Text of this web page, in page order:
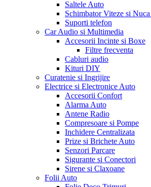
Saltele Auto
Schimbator Viteze si
Suporti telefon
Car Audio si Multimedia
Accesorii Incinte si Boxe
Filtre frecventa
Cabluri audio
Kituri DIY
Curatenie si Ingrijire
Electrice si Electronice Auto
Accesorii Confort
Alarma Auto
Antene Radio
Compresoare si Pompe
Inchidere Centralizata
Prize si Brichete Auto
Senzori Parcare
Sigurante si Conectori
Sirene si Claxoane
Folii Auto